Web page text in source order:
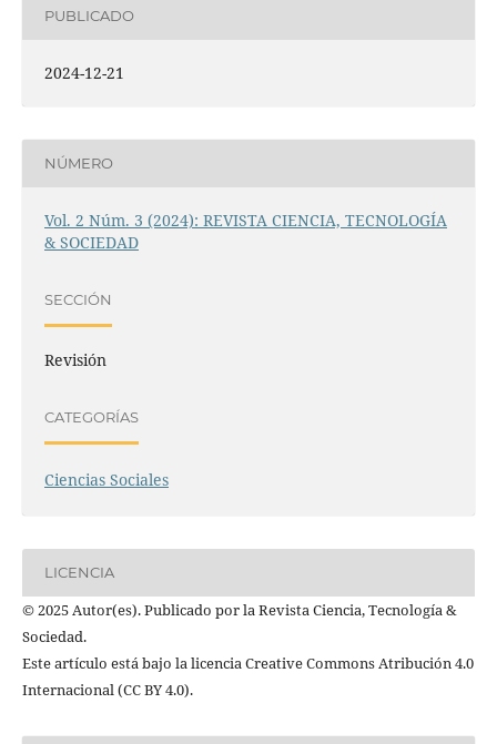
PUBLICADO
2024-12-21
NÚMERO
Vol. 2 Núm. 3 (2024): REVISTA CIENCIA, TECNOLOGÍA
& SOCIEDAD
SECCIÓN
Revisión
CATEGORÍAS
Ciencias Sociales
LICENCIA
© 2025 Autor(es). Publicado por la Revista Ciencia, Tecnología &
Sociedad.
Este artículo está bajo la licencia Creative Commons Atribución 4.0
Internacional (CC BY 4.0).